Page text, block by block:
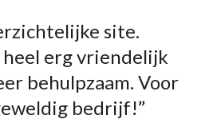
site.
erg vriendelijk
behulpzaam. Voor
bedrijf!”